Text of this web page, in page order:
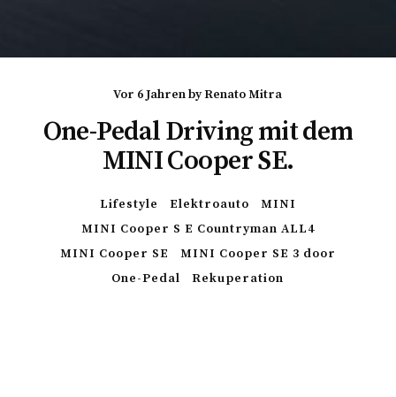
vor 6 JahrenbyRenato Mitra
One-Pedal Driving mit dem
MINI Cooper SE.
Lifestyle Elektroauto
MINI
MINI Cooper S E Countryman ALL4
MINI Cooper SE
MINI Cooper SE 3 door
One-Pedal
Rekuperation